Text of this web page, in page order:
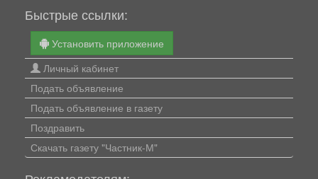
Быстрые ссылки:
Установить приложение
Личный кабинет
Подать объявление
Подать объявление в газету
Поздравить
Скачать газету "Частник-М"